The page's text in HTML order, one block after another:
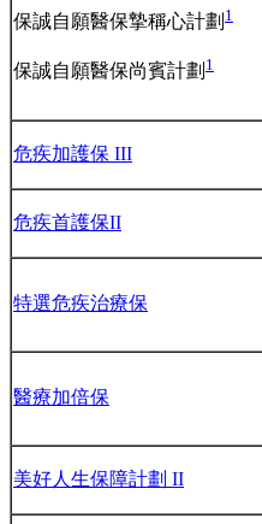
保誠自願醫保摯稱心計劃 1
保誠自願醫保尚賓計劃 1
危疾加護保 III
危疾首護保II
特選危疾治療保
醫療加倍保
美好人生保障計劃 II